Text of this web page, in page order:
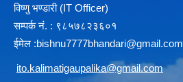
विष्णु भण्डारी (IT Officer)
सम्पर्क न‌ं. : ९८५७८२३६०१
ईमेल :bishnu7777bhandari@gmail.com
ito.kalimatigaupalika@gmail.com